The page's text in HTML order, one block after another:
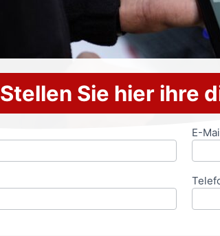
Stellen Sie hier ihre
E-